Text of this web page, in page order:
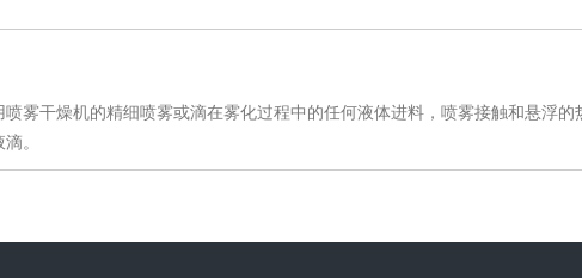
雾干燥机的精细喷雾或滴在雾化过程中的任何液体进料，喷雾接触和悬浮
。